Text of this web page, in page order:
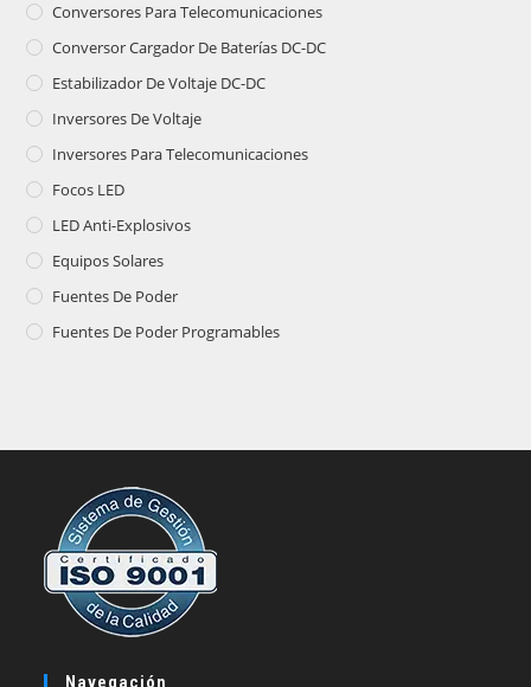
Conversores Para Telecomunicaciones
Conversor Cargador De Baterías DC-DC
Estabilizador De Voltaje DC-DC
Inversores De Voltaje
Inversores Para Telecomunicaciones
Focos LED
LED Anti-Explosivos
Equipos Solares
Fuentes De Poder
Fuentes De Poder Programables
Navegación